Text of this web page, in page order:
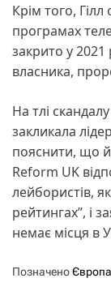
Крім того, Гілл
програмах
закрито у
власника,
На тлі
закликала
пояснити, що
Reform UK
лейбористів,
рейтингах”, і
немає місця в
Позначено